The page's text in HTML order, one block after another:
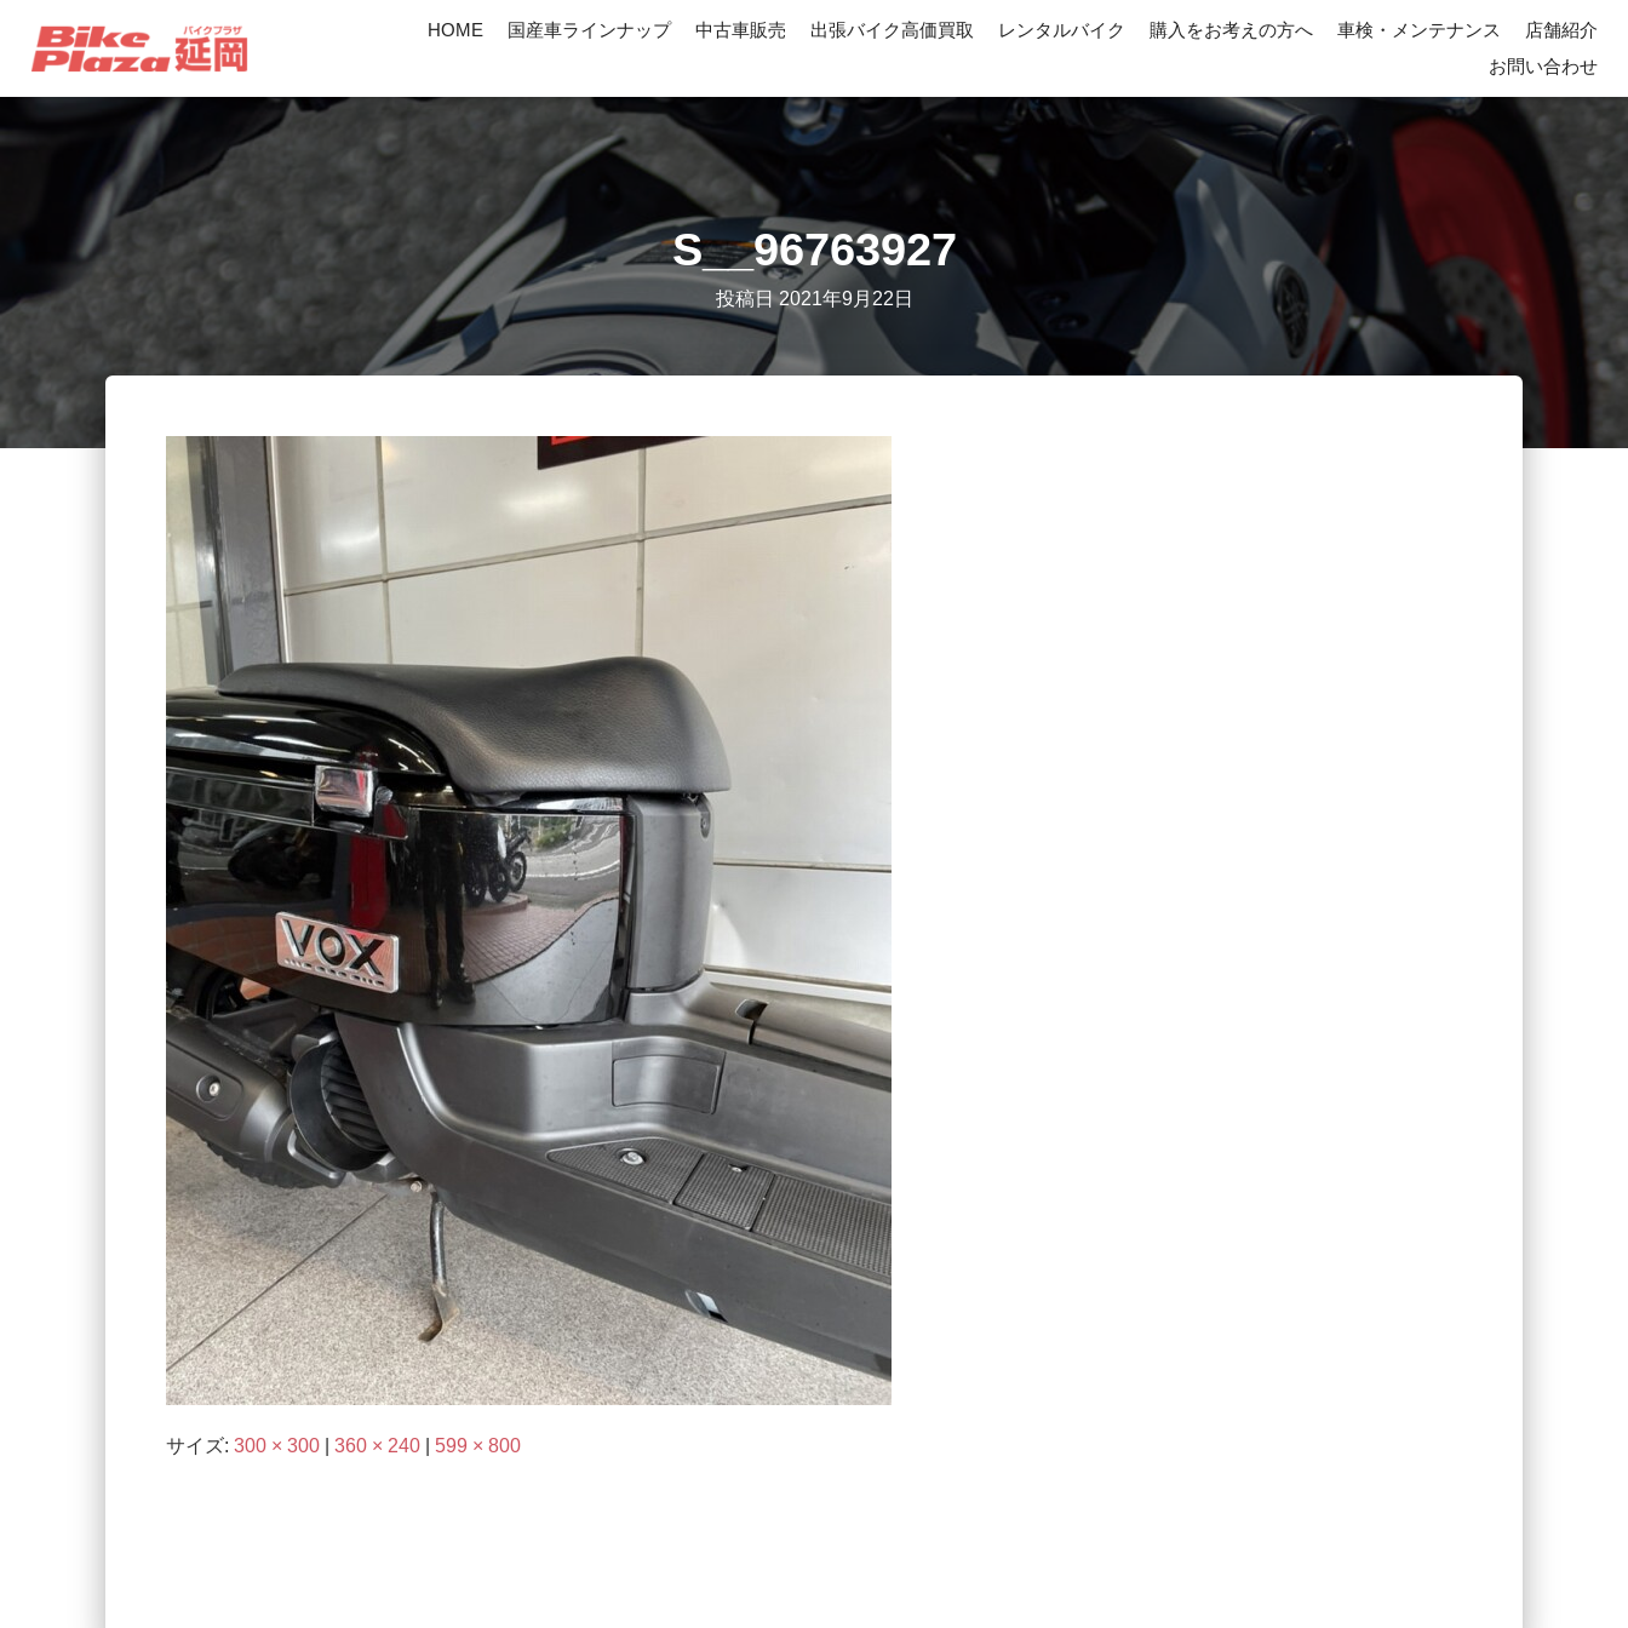
HOME 国産車ラインナップ 中古車販売 出張バイク高価買取 レンタルバイク 購入をお考えの方へ 車検・メンテナンス
店舗紹介
お問い合わせ
S__96763927
投稿日2021年9月22日
サイズ: 300 × 300 360 × 240 599 × 800